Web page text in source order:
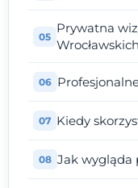
Prywatna
Kiedy
Jak wygląda